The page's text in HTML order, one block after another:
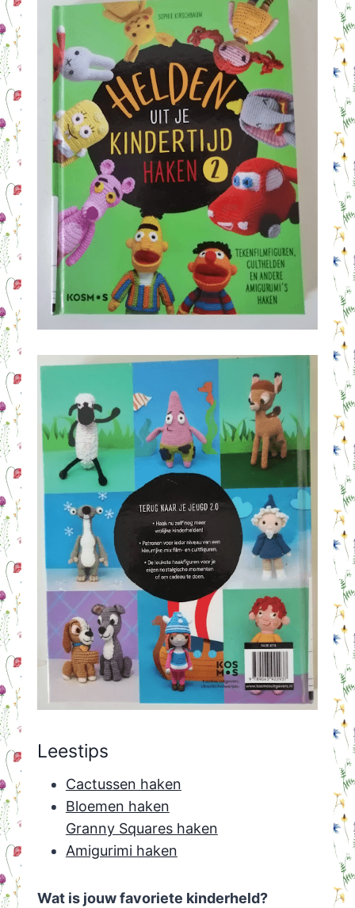
Leestips
Cactussen haken
Bloemen haken
Granny Squares haken
Amigurimi haken
Wat is jouw favoriete kinderheld?